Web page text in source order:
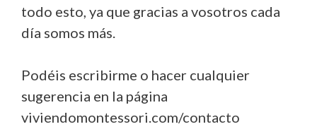
todo esto, ya que gracias a vosotros cada
día somos más.
Podéis escribirme o hacer cualquier
sugerencia en la página
viviendomontessori.com/contacto